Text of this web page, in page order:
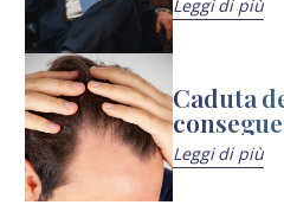
Leggi di più
Caduta
Leggi di più